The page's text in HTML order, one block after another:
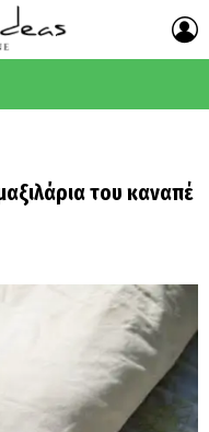
του καναπέ